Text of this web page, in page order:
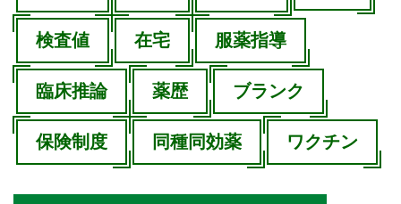
検査値 在宅 服薬指導
臨床推論 薬歴 ブランク
保険制度 同種同効薬 ワクチン